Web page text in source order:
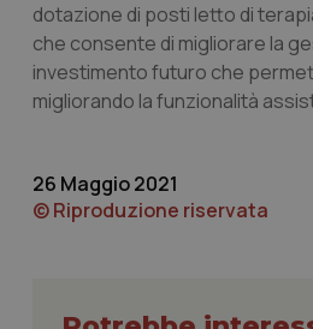
dotazione di posti letto di
che consente di migliorare la
investimento futuro che
migliorando la funzionalità
26 Maggio 2021
© Riproduzione riservata